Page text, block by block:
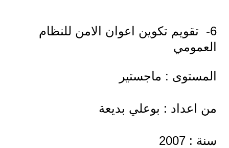
6- تقويم تكوين اعوان الامن للنظام
العمومي
المستوى : ماجستير
من اعداد : بوعلي بديعة
سنة : 2007